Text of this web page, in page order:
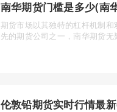
南华期货门槛是多少(南
期货市场以其独特的杠杆机制
先的期货公司之一，南华期货
伦敦铅期货实时行情最